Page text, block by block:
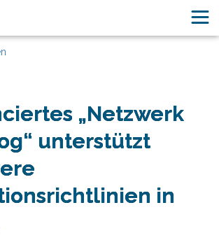
„Netzwerk
unterstützt
in